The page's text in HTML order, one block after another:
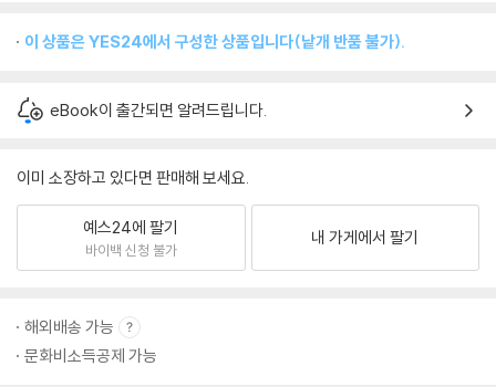
이 상품은 YES24에서 구성한 상품입니다(낱개 반품 불가).
eBook이 출간되면 알려드립니다.
이미 소장하고 있다면 판매해 보세요.
예스24에 팔기
바이백 신청 불가
내 가게에서 팔기
해외배송 가능
문화비소득공제 가능